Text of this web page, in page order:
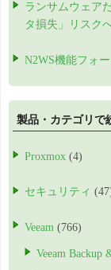
ランサムウェア
タ損失」リスク
N2WS機能フォ
製品・カテゴリで
Proxmox (4)
セキュリティ
Veeam (766)
Veeam Backup